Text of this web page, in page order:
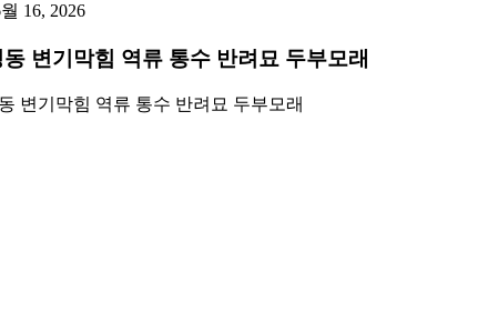
16, 2026
변기막힘 역류 통수 반려묘 두부모래
변기막힘 역류 통수 반려묘 두부모래